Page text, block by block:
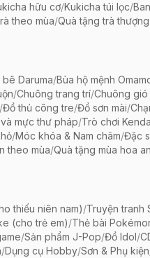
hữu cơ/Kukicha túi lọc/
theo mùa/Quà tặng trà
bê Daruma/Bùa hộ mệnh
/Chuông trang trí/Chuông gió
/Đồ thủ công tre/Đồ sơn mài/
mực thư pháp/Trò chơi
/Móc khóa & Nam châm/Đặc
theo mùa/Quà tặng mùa hoa
thiếu niên nam)/Truyện tranh
(cho trẻ em)/Thẻ bài
/Sản phẩm J-Pop/Đồ Idol/
/Dụng cụ Hobby/Sơn & Phụ kiện